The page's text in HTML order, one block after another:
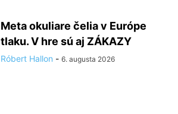
Meta okuliare čelia v Európe
tlaku. V hre sú aj ZÁKAZY
Róbert Hallon - 6. augusta 2026